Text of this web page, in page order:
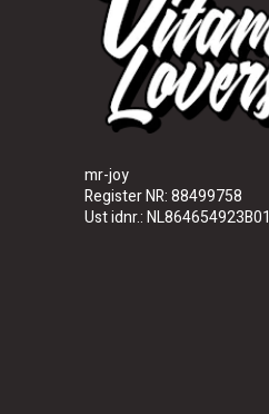
mr-joy
Register NR: 88499758
Ust idnr.: NL864654923B01